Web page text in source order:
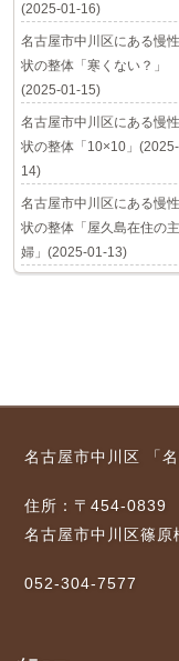
(2025-01-16)
名古屋市中川区にある慢
状の整体「寒くない？」
(2025-01-15)
名古屋市中川区にある慢
状の整体「10×10」
14)
名古屋市中川区にある慢
状の整体「屋久島在住の主
婦」(2025-01-13)
名古屋市中川区 「名
住所：〒454-0839
名古屋市中川区篠
052-304-7577